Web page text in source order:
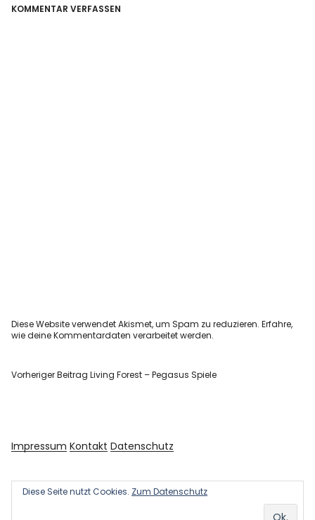
KOMMENTAR VERFASSEN
Diese Website verwendet Akismet, um Spam zu reduzieren.Erfahre,
wie deine Kommentardaten verarbeitet werden.
Vorheriger Beitrag Living Forest – Pegasus Spiele
Impressum Kontakt Datenschutz
Diese Seite nutzt Cookies. Zum Datenschutz